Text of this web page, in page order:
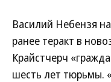
Василий Небензя
ранее теракт в
Крайстчерч
шесть лет тюрьмы.